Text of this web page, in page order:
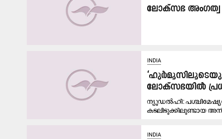
ലോക്സഭ
INDIA
ലോക്‌സഭയിൽ
ന്യൂഡൽഹി:
കടലിടുക്കിലുണ്ടായ
INDIA